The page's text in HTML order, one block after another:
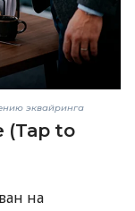
эквайринга
(Tap to
на